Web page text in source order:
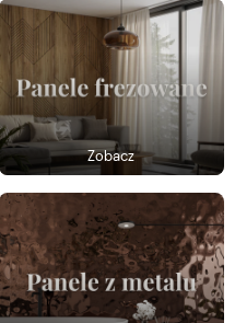
Zobacz